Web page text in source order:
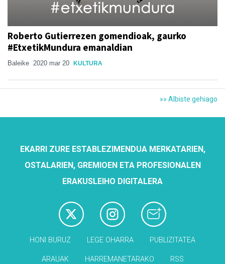
Roberto Gutierrezen gomendioak, gaurko
#EtxetikMundura emanaldian
Baleike 2020 mar 20 KULTURA
»» Albiste gehiago
EKARRI ZURE ESTABLEZIMENDUA MERKATARIEN,
OSTALARIEN, GREMIOEN ETA PROFESIONALEN
ERAKUSLEIHO DIGITALERA
HONI BURUZ LEGE OHARRA PUBLIZITATEA
ARAUAK HARREMANETARAKO RSS